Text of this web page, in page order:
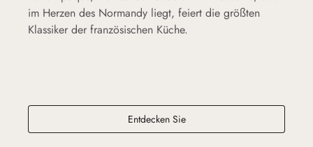
im Herzen des Normandy liegt, feiert die größten
Klassiker der französischen Küche.
Entdecken SieBelle Époque